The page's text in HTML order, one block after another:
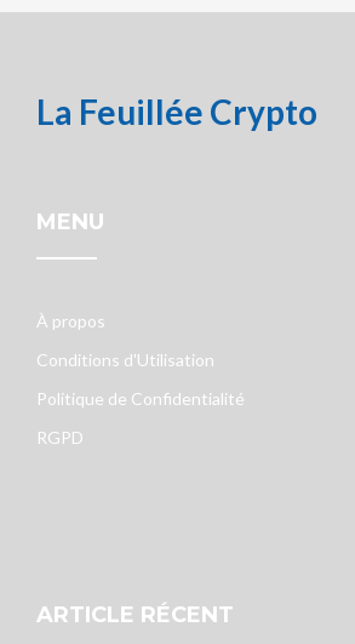
La Feuillée Crypto
MENU
À propos
Conditions d'Utilisation
Politique de Confidentialité
RGPD
ARTICLE RÉCENT